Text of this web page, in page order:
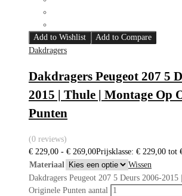
Add to Wishlist
Add to Compare
Dakdragers
Dakdragers Peugeot 207 5
2015 | Thule | Montage Op
Punten
(0 reviews)
€ 229,00 - € 269,00Prijsklasse: € 229,00 tot
Materiaal
Wissen
Dakdragers Peugeot 207 5 Deurs 2006-
Originele Punten aantal